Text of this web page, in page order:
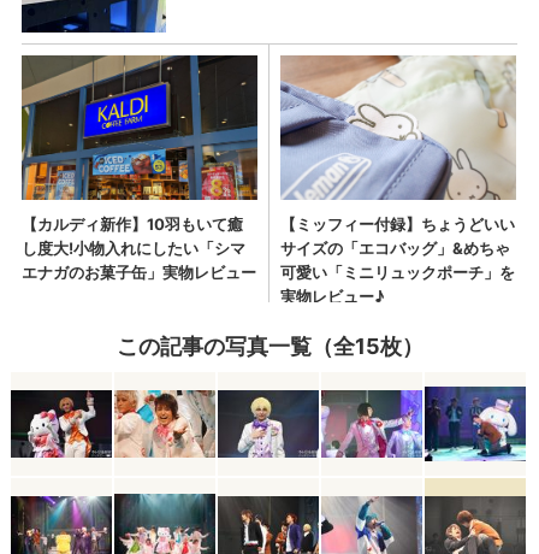
この記事の写真一覧（全15枚）